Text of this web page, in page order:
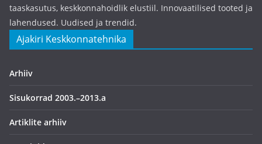
taaskasutus, keskkonnahoidlik elustiil. Innovaatilised tooted ja
lahendused. Uudised ja trendid.
Ajakiri Keskkonnatehnika
Arhiiv
Sisukorrad 2003.–2013.a
Artiklite arhiiv